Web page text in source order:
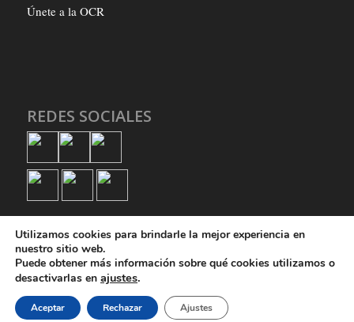
Únete a la OCR
REDES SOCIALES
Quienes somos
Únete a la OCR Política de privacidad
Política de cookies
Utilizamos cookies para brindarle la mejor experiencia en
nuestro sitio web.
Puede obtener más información sobre qué cookies utilizamos o
desactivarlas en ajustes.
Aceptar Rechazar Ajustes